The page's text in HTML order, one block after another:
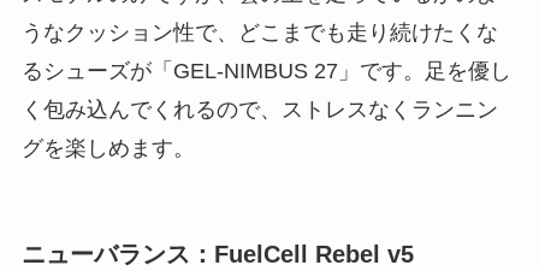
うなクッション性で、どこまでも走り続けたくな
るシューズが「GEL-NIMBUS 27」です。足を優し
く包み込んでくれるので、ストレスなくランニン
グを楽しめます。
ニューバランス：FuelCell Rebel v5